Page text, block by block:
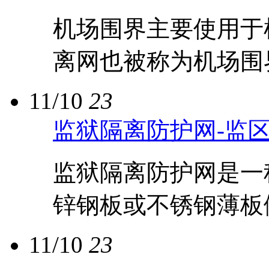
机场围界主要使用
离网也被称为机场
11/10 23
监狱隔离防护网-监
监狱隔离防护网是
锌钢板或不锈钢薄
11/10 23